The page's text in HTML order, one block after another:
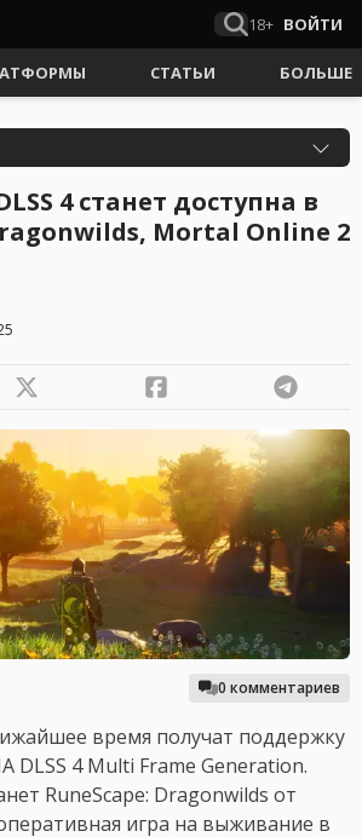
18+ ВОЙТИ
СТАТЬИ БОЛЬШЕ
4 станет доступна в
Mortal Online 2
0 комментариев
время получат поддержку
DLSS 4 Multi Frame Generation.
RuneScape: Dragonwilds от
игра на выживание в